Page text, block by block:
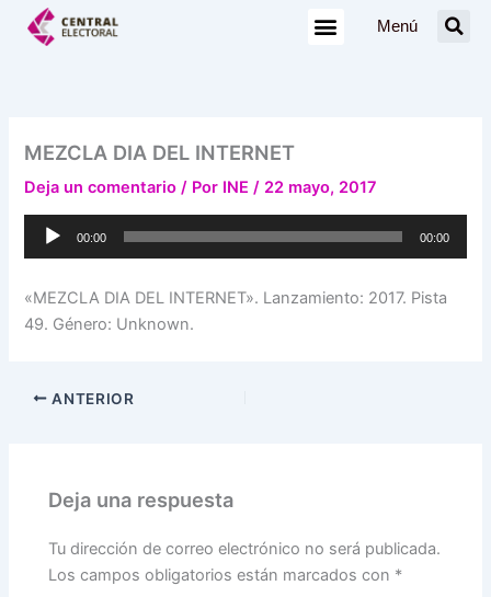
Menú
MEZCLA DIA DEL INTERNET
Deja un comentario / Por INE/ 22 mayo, 2017
Reproductor
00:00 00:00
«MEZCLA DIA DEL INTERNET». Lanzamiento: 2017. Pista
49. Género: Unknown.
ANTERIOR
Deja una respuesta
Tu dirección de correo electrónico no será publicada.
Los campos obligatorios están marcados con *